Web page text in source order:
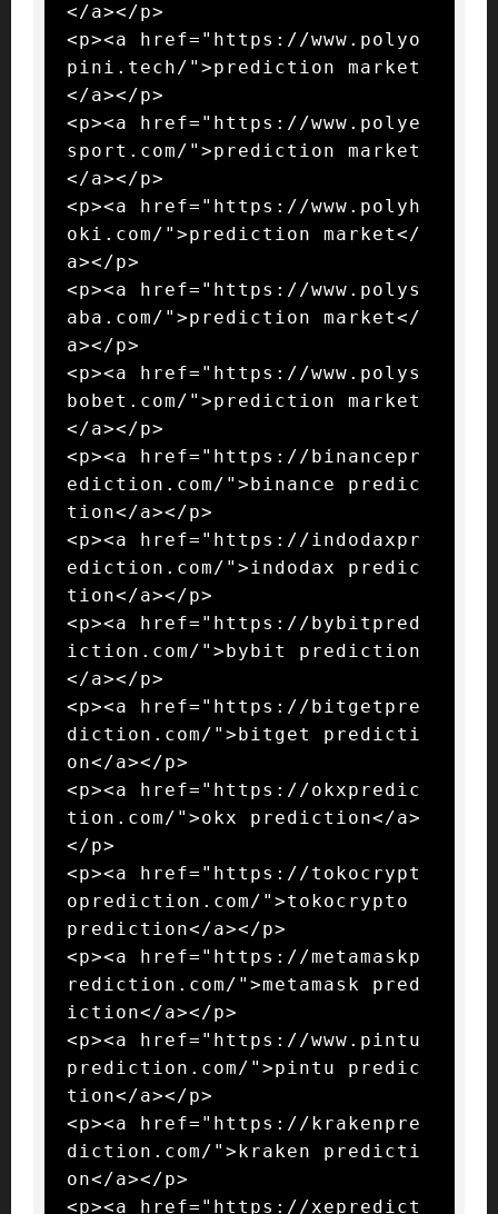
</a></p>
<p><a href="https://www.polyo
pini.tech/">prediction market
</a></p>
<p><a href="https://www.polye
sport.com/">prediction market
</a></p>
<p><a href="https://www.polyh
oki.com/">prediction market</
a></p>
<p><a href="https://www.polys
aba.com/">prediction market</
a></p>
<p><a href="https://www.polys
bobet.com/">prediction market
</a></p>
<p><a href="https://binancepr
ediction.com/">binance predic
tion</a></p>
<p><a href="https://indodaxpr
ediction.com/">indodax predic
tion</a></p>
<p><a href="https://bybitpred
iction.com/">bybit prediction
</a></p>
<p><a href="https://bitgetpre
diction.com/">bitget predicti
on</a></p>
<p><a href="https://okxpredic
tion.com/">okx prediction</a>
</p>
<p><a href="https://tokocrypt
oprediction.com/">tokocrypto
prediction</a></p>
<p><a href="https://metamaskp
rediction.com/">metamask pred
iction</a></p>
<p><a href="https://www.pintu
prediction.com/">pintu predic
tion</a></p>
<p><a href="https://krakenpre
diction.com/">kraken predicti
on</a></p>
<p><a href="https://xepredict